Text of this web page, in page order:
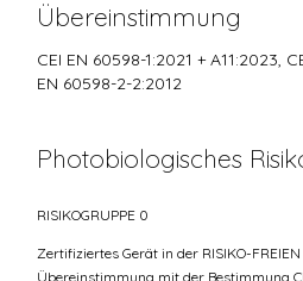
Übereinstimmung
CEI EN 60598-1:2021 + A11:2023,
EN 60598-2-2:2012
Photobiologisches
RISIKOGRUPPE 0
Zertifiziertes Gerät in der RISIKO-FREIEN
Übereinstimmung mit der Bestimmung